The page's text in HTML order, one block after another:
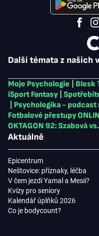
Další témata z našich
Moje Psychologie Blesk
iSport Fantasy
Psychologika -
Fotbalové přestupy
OKTAGON 92: Szabová
Aktuálně
Epicentrum
Neštovice: příznaky, léčba
V čem jezdí Yamal a Mesii?
Kvízy pro seniory
Kalendář úplňků 2026
Co je bodycount?